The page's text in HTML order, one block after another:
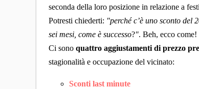
seconda della loro posizione in relazione a
Potresti chiederti: "perché c’è uno sconto
sei mesi, come è successo?". Beh, ecco come!
Ci sonoquattro aggiustamenti di prezzo
stagionalità e occupazione del vicinato:
Sconti last minute